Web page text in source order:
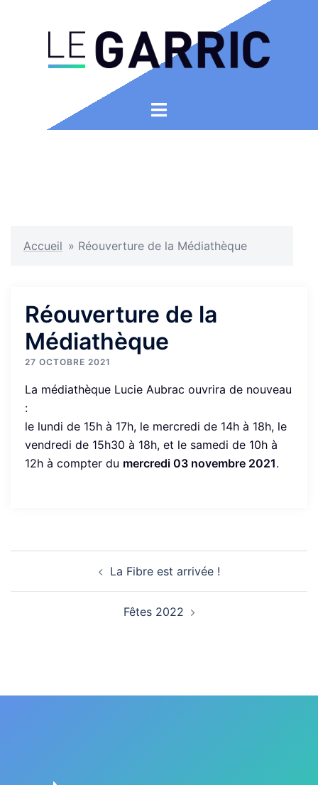
Ouvrir/fermer
Accueil » Réouverture de la Médiathèque
Réouverture de la
Médiathèque
27 OCTOBRE 2021
La médiathèque Lucie Aubrac ouvrira de nouveau
:
le lundi de 15h à 17h, le mercredi de 14h à 18h, le
vendredi de 15h30 à 18h, et le samedi de 10h à
12h à compter du mercredi 03 novembre 2021.
La Fibre est arrivée !
Fêtes 2022